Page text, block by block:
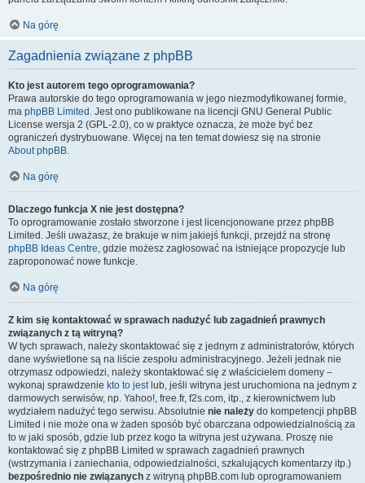
Na górę
Zagadnienia związane z phpBB
Kto jest autorem tego oprogramowania?
Prawa autorskie do tego oprogramowania w jego niezmodyfikowanej formie,
ma phpBB Limited . Jest ono publikowane na licencji GNU General Public
License wersja 2 (GPL-2.0), co w praktyce oznacza, że może być bez
ograniczeń dystrybuowane. Więcej na ten temat dowiesz się na stronie
About phpBB.
Na górę
Dlaczego funkcja X nie jest dostępna?
To oprogramowanie zostało stworzone i jest licencjonowane przez phpBB
Limited. Jeśli uważasz, że brakuje w nim jakiejś funkcji, przejdź na stronę
phpBB Ideas Centre, gdzie możesz zagłosować na istniejące propozycje lub
zaproponować nowe funkcje.
Na górę
Z kim się kontaktować w sprawach nadużyć lub zagadnień prawnych
związanych z tą witryną?
W tych sprawach, należy skontaktować się z jednym z administratorów, których
dane wyświetlone są na liście zespołu administracyjnego. Jeżeli jednak nie
otrzymasz odpowiedzi, należy skontaktować się z właścicielem domeny –
wykonaj sprawdzenie kto to jestlub, jeśli witryna jest uruchomiona na jednym z
darmowych serwisów, np. Yahoo!, free.fr, f2s.com, itp., z kierownictwem lub
wydziałem nadużyć tego serwisu. Absolutnie nie należy do kompetencji phpBB
Limited i nie może ona w żaden sposób być obarczana odpowiedzialnością za
to w jaki sposób, gdzie lub przez kogo ta witryna jest używana. Proszę nie
kontaktować się z phpBB Limited w sprawach zagadnień prawnych
(wstrzymania i zaniechania, odpowiedzialności, szkalujących komentarzy itp.)
bezpośrednio nie związanych z witryną phpBB.com lub oprogramowaniem